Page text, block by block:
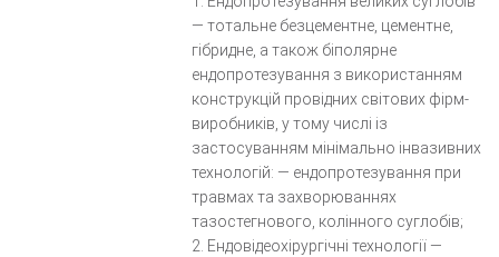
— тотальне безцементне, цементне,
гібридне, а також біполярне
ендопротезування з використанням
конструкцій провідних світових фірм-
виробників, у тому числі із
застосуванням мінімально інвазивних
технологій: — ендопротезування при
травмах та захворюваннях
тазостегнового, колінного суглобів;
2. Ендовідеохірургічні технології —